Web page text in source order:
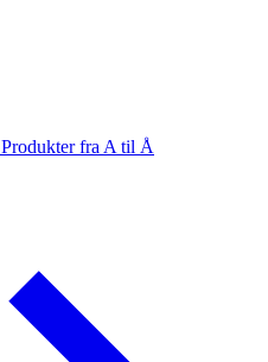
Produkter fra A til Å